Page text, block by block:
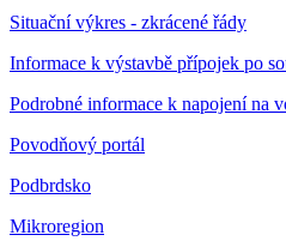
Situační výkres - zkrácené řády
Informace k výstavbě přípojek po
Podrobné informace k napojení na
Povodňový portál
Podbrdsko
Mikroregion